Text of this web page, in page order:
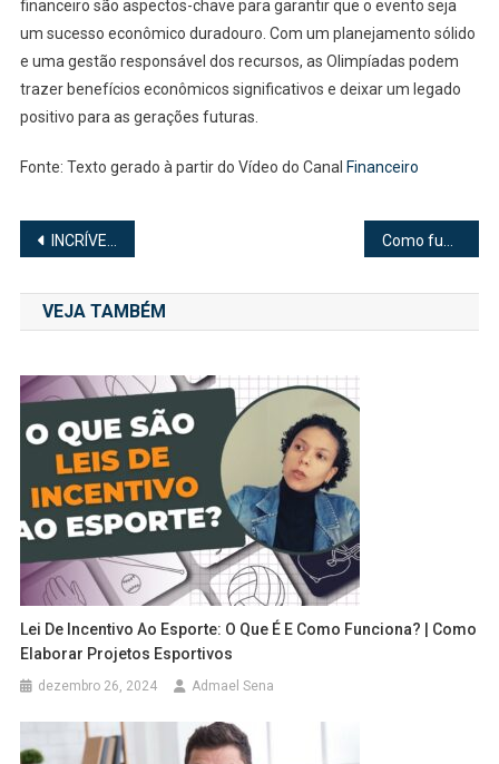
financeiro são aspectos-chave para garantir que o evento seja
um sucesso econômico duradouro. Com um planejamento sólido
e uma gestão responsável dos recursos, as Olimpíadas podem
trazer benefícios econômicos significativos e deixar um legado
positivo para as gerações futuras.
Fonte: Texto gerado à partir do Vídeo do Canal Financeiro
Navegação
de
Post
INCRÍVEIS FATOS SOBRE A ÁFRICA
VEJA TAMBÉM
Lei De Incentivo Ao Esporte: O Que É E Como Funciona? | Como
Elaborar Projetos Esportivos
dezembro 26, 2024 Admael Sena